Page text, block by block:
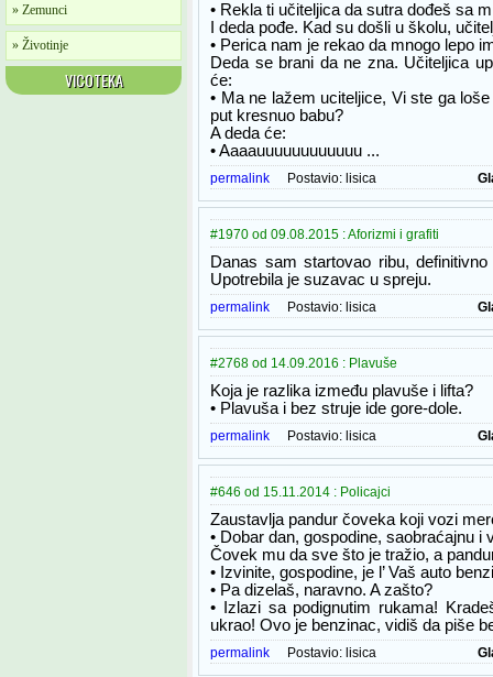
» Zemunci
» Životinje
VICOTEKA
• Rekla ti učiteljica da sutra dođeš sa
I deda pođe. Kad su došli u školu,
• Perica nam je rekao da mnogo lepo
Deda se brani da ne zna. Učiteljica
će:
• Ma ne lažem uciteljice, Vi ste ga
put kresnuo babu?
A deda će:
• Aaaauuuuuuuuuuuu ...
permalink Postavio: lisica
#1970 od 09.08.2015 : Aforizmi i grafiti
Danas sam startovao ribu,
Upotrebila je suzavac u spreju.
permalink Postavio: lisica
#2768 od 14.09.2016 : Plavuše
Koja je razlika između plavuše i lifta?
• Plavuša i bez struje ide gore-dole.
permalink Postavio: lisica
#646 od 15.11.2014 : Policajci
Zaustavlja pandur čoveka koji vozi
• Dobar dan, gospodine, saobraćajnu i
Čovek mu da sve što je tražio, a
• Izvinite, gospodine, je l’ Vaš auto
• Pa dizelaš, naravno. A zašto?
• Izlazi sa podignutim rukama!
ukrao! Ovo je benzinac, vidiš da piše
permalink Postavio: lisica